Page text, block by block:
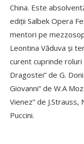
China. Este
ediții Salbek Opera
mentori pe
Leontina Văduva și
curent cuprinde roluri
Dragostei” de G.
Giovanni” de W.A
Vienez” de J.Strauss,
Puccini.